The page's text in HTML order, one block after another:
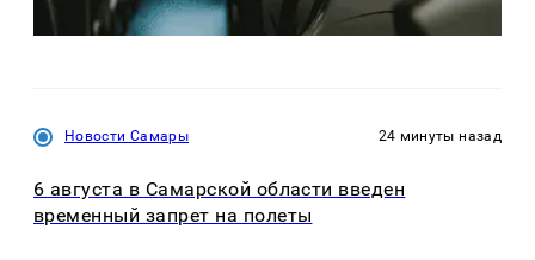
Новости Самары 24 минуты назад
6 августа в Самарской области введен
временный запрет на полеты